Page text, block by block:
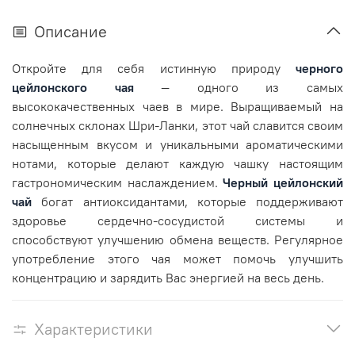
Описание
Откройте для себя истинную природу черного
цейлонского чая— одного из самых
высококачественных чаев в мире. Выращиваемый на
солнечных склонах Шри-Ланки, этот чай славится своим
насыщенным вкусом и уникальными ароматическими
нотами, которые делают каждую чашку настоящим
гастрономическим наслаждением.Черный цейлонский
чай богат антиоксидантами, которые поддерживают
здоровье сердечно-сосудистой системы и
способствуют улучшению обмена веществ. Регулярное
употребление этого чая может помочь улучшить
концентрацию и зарядить Вас энергией на весь день.
Характеристики